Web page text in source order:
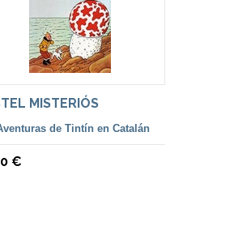
MISTERIÓS
de Tintín en Catalán
€